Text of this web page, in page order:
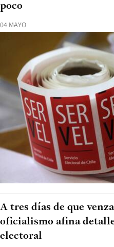
04 MAYO
poco
A tres días de que
oficialismo afina
electoral